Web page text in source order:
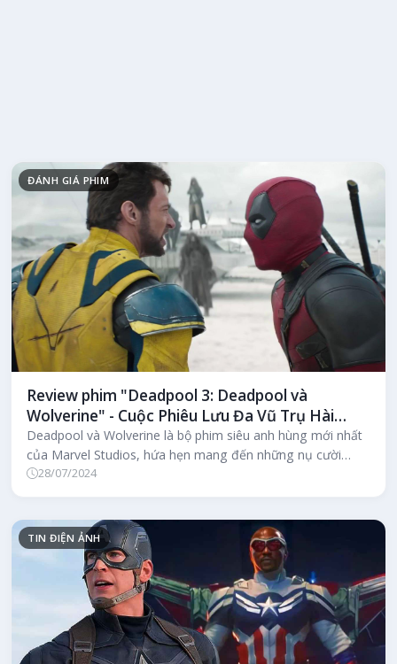
ĐÁNH GIÁ PHIM
Review phim "Deadpool 3: Deadpool và
Wolverine" - Cuộc Phiêu Lưu Đa Vũ Trụ Hài
Hước và Hấp Dẫn
Deadpool và Wolverine là bộ phim siêu anh hùng mới nhất
của Marvel Studios, hứa hẹn mang đến những nụ cười
sảng khoái cùng những p...
28/07/2024
TIN ĐIỆN ẢNH